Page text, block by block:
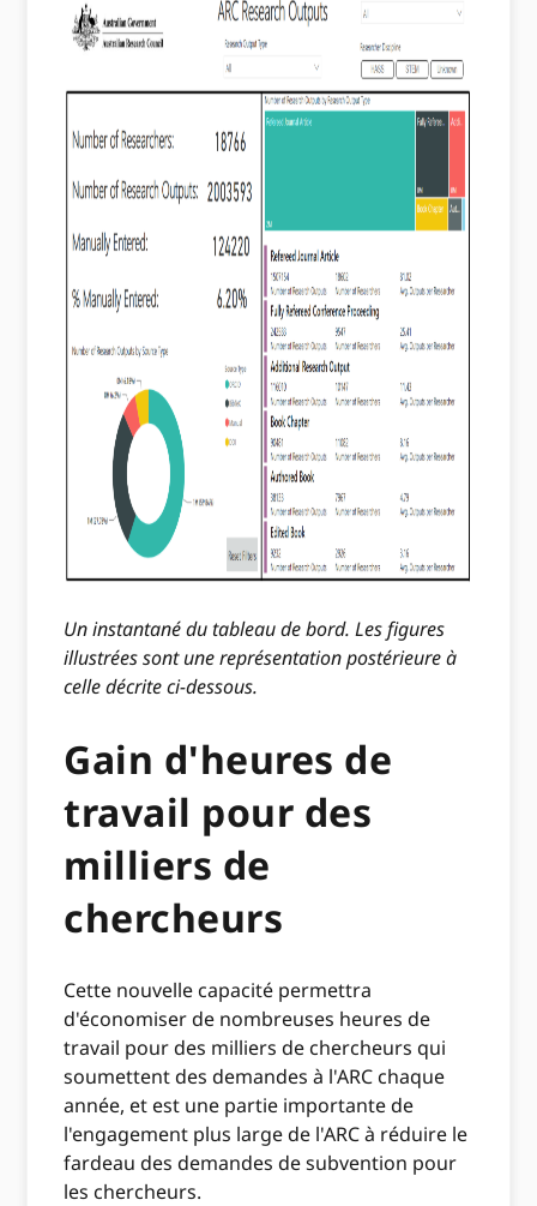
Un instantané du tableau de bord. Les figures
illustrées sont une représentation postérieure à
celle décrite ci-dessous.
Gain d'heures de
travail pour des
milliers de
chercheurs
Cette nouvelle capacité permettra
d'économiser de nombreuses heures de
travail pour des milliers de chercheurs qui
soumettent des demandes à l'ARC chaque
année, et est une partie importante de
l'engagement plus large de l'ARC à réduire le
fardeau des demandes de subvention pour
les chercheurs.